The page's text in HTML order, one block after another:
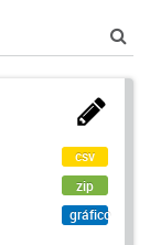
csv
zip
gráfico